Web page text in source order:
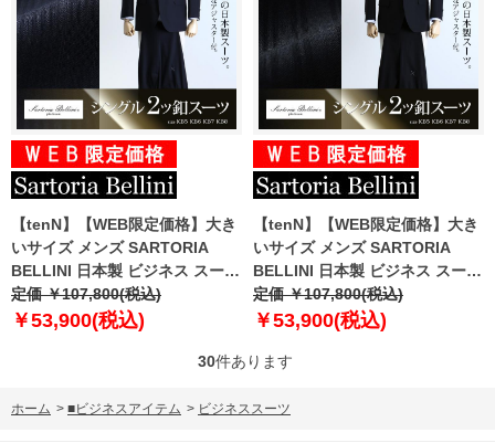
【tenN】【WEB限定価格】大き
いサイズ メンズ SARTORIA
BELLINI 日本製 ビジネス スーツ
アジャスター付 シングル 2ツ釦
ビジネススーツ 高級スーツ 上下
定価 ￥107,800(税込)
￥53,900(税込)
【tenN】【WEB限定価格】大き
いサイズ メンズ SARTORIA
BELLINI 日本製 ビジネス スーツ
アジャスター付 シングル 2ツ釦
ビジネススーツ 高級スーツ 上下
定価 ￥107,800(税込)
￥53,900(税込)
30件あります
ホーム > ■ビジネスアイテム > ビジネススーツ